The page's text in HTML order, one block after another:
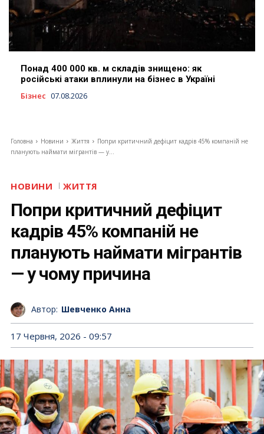
Понад 400 000 кв. м складів знищено: як
російські атаки вплинули на бізнес в Україні
Бізнес 07.08.2026